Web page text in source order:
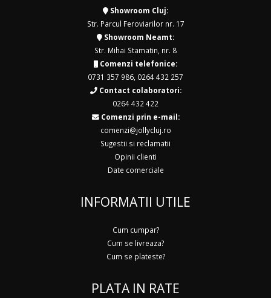
Showroom Cluj:
Str. Parcul Feroviarilor nr. 17
Showroom Neamt:
Str. Mihai Stamatin, nr. 8
Comenzi telefonice:
0731 357 986 0264 432 257
Contact colaboratori:
0264 432 422
Comenzi prin e-mail:
comenzi@jollycluj.ro
Sugestii si reclamatii
Opinii clienti
Date comerciale
INFORMATII UTILE
Cum cumpar?
Cum se livreaza?
Cum se plateste?
PLATA IN RATE